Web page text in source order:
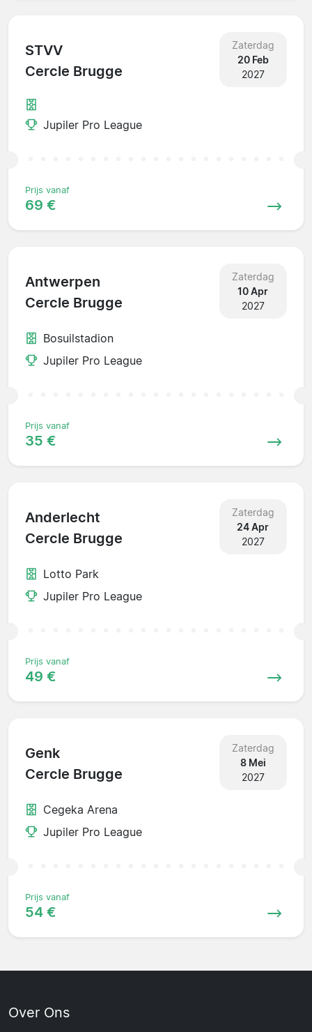
STVV
Cercle Brugge
Zaterdag
20 Feb
2027
Jupiler Pro League
Prijs vanaf
69 €
Antwerpen
Cercle Brugge
Zaterdag
10 Apr
2027
Bosuilstadion
Jupiler Pro League
Prijs vanaf
35 €
Anderlecht
Cercle Brugge
Zaterdag
24 Apr
2027
Lotto Park
Jupiler Pro League
Prijs vanaf
49 €
Genk
Cercle Brugge
Zaterdag
8 Mei
2027
Cegeka Arena
Jupiler Pro League
Prijs vanaf
54 €
Over Ons